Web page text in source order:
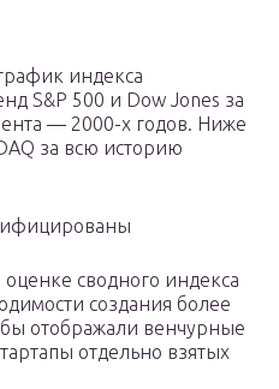
индекса
S&P 500 и Dow Jones за
— 2000-х годов. Ниже
за всю историю
сводного индекса
создания более
отображали венчурные
отдельно взятых